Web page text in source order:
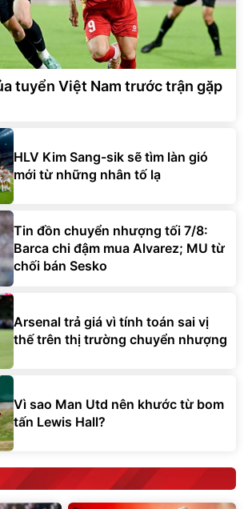
tuyển Việt Nam trước trận gặp
HLV Kim Sang-sik sẽ tìm làn gió
mới từ những nhân tố lạ
Tin đồn chuyển nhượng tối 7/8:
Barca chi đậm mua Alvarez; MU từ
chối bán Sesko
Arsenal trả giá vì tính toán sai vị
thế trên thị trường chuyển nhượng
Vì sao Man Utd nên khước từ bom
tấn Lewis Hall?